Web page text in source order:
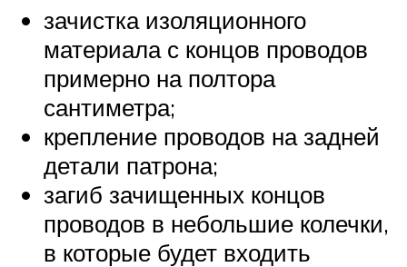
зачистка изоляционного
материала с концов проводов
примерно на полтора
сантиметра;
крепление проводов на задней
детали патрона;
загиб зачищенных концов
проводов в небольшие колечки,
в которые будет входить